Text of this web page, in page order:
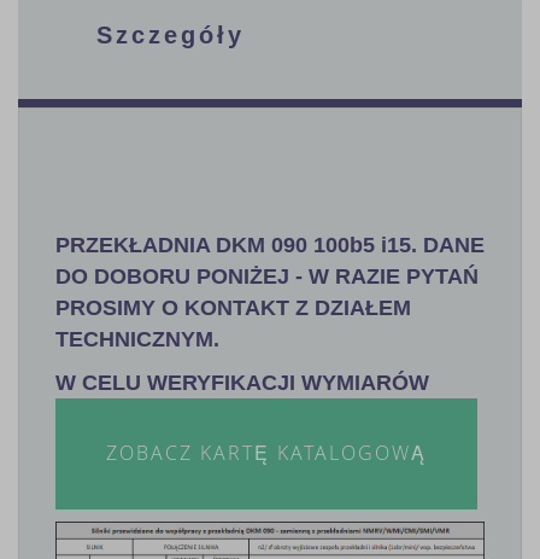
Szczegóły
PRZEKŁADNIA DKM 090 100b5 i15. DANE
DO DOBORU PONIŻEJ - W RAZIE PYTAŃ
PROSIMY O KONTAKT Z DZIAŁEM
TECHNICZNYM.
W CELU WERYFIKACJI WYMIARÓW
ZOBACZ KARTĘ KATALOGOWĄ